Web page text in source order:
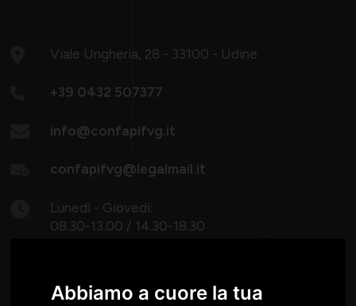
Abbiamo a cuore la tua
Viale Ungheria, 28 - 33100 - Udine
+39 0432 507377
info@confapifvg.it
confapifvg@legalmail.it
Lunedì - Giovedì:
08.30-13.00 / 14.30-18.30